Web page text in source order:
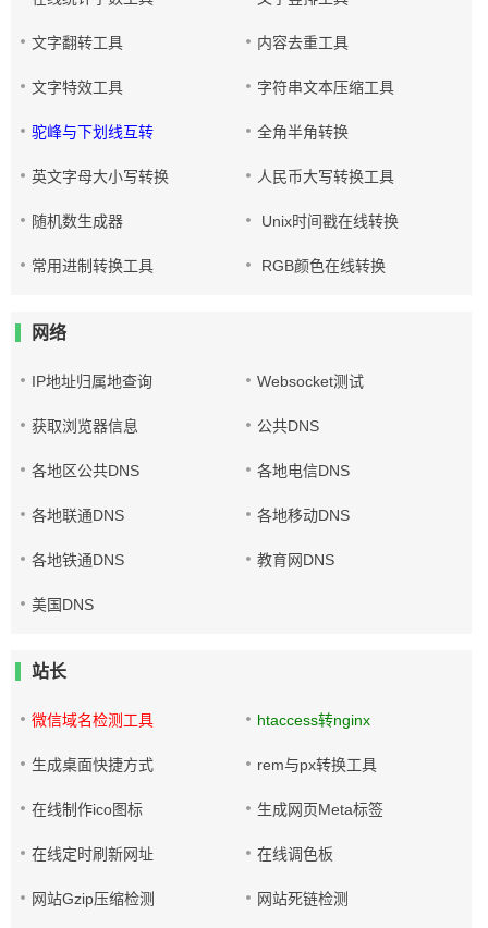
文字翻转工具 内容去重工具
文字特效工具 字符串文本压缩工具
驼峰与下划线互转 全角半角转换
英文字母大小写转换 人民币大写转换工具
随机数生成器 Unix时间戳在线转换
常用进制转换工具 RGB颜色在线转换
网络
IP地址归属地查询 Websocket测试
获取浏览器信息 公共DNS
各地区公共DNS 各地电信DNS
各地联通DNS 各地移动DNS
各地铁通DNS 教育网DNS
美国DNS
站长
微信域名检测工具 htaccess转nginx
生成桌面快捷方式 rem与px转换工具
在线制作ico图标 生成网页Meta标签
在线定时刷新网址 在线调色板
网站Gzip压缩检测 网站死链检测